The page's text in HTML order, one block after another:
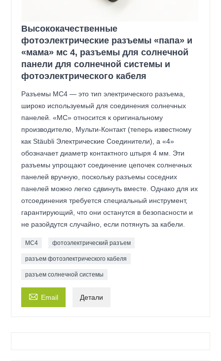
Высококачественные
фотоэлектрические разъемы «папа» и
«мама» мс 4, разъемы для солнечной
панели для солнечной системы и
фотоэлектрического кабеля
Разъемы MC4 — это тип электрического разъема,
широко используемый для соединения солнечных
панелей. «МС» относится к оригинальному
производителю, Мульти-Контакт (теперь известному
как Stäubli Электрические Соединители), а «4»
обозначает диаметр контактного штыря 4 мм. Эти
разъемы упрощают соединение цепочек солнечных
панелей вручную, поскольку разъемы соседних
панелей можно легко сдвинуть вместе. Однако для их
отсоединения требуется специальный инструмент,
гарантирующий, что они останутся в безопасности и
не разойдутся случайно, если потянуть за кабели.
MC4 фотоэлектрический разъем
разъем фотоэлектрического кабеля
разъем солнечной системы
 Email Детали